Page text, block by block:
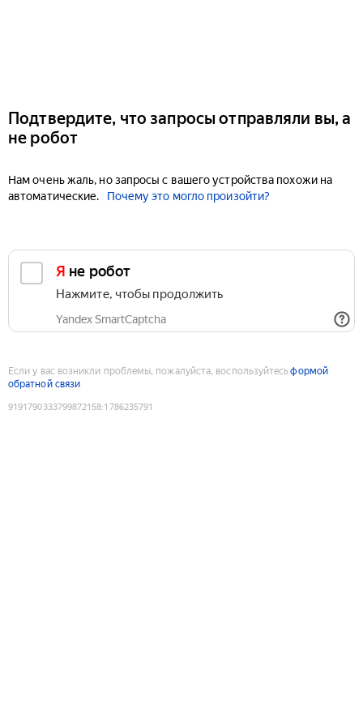
Подтвердите, что запросы отправляли вы, а
не робот
Нам очень жаль, но запросы с вашего устройства похожи на
автоматические.
Почему это могло произойти?
Я не робот
Нажмите, чтобы продолжить
Yandex SmartCaptcha
Если у вас возникли проблемы, пожалуйста, воспользуйтесьформой
обратной связи
9191790333799872158:1786235791